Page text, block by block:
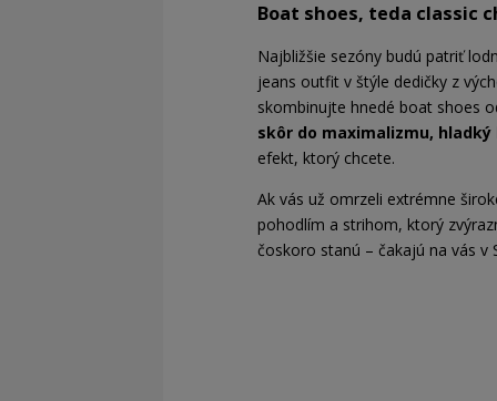
Boat shoes, teda classic
Najbližšie sezóny budú patriť
jeans outfit v štýle dedičky z
skombinujte hnedé boat shoes
skôr do maximalizmu,
efekt, ktorý chcete.
Ak vás už omrzeli extrémne
pohodlím a strihom, ktorý
čoskoro stanú – čakajú na vás v